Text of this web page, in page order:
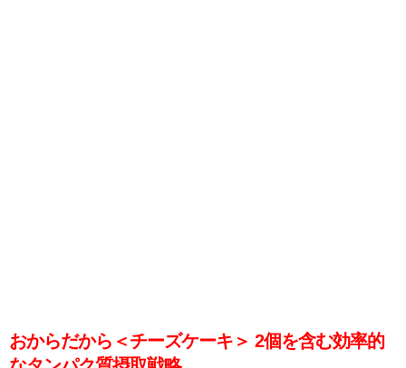
おからだから＜チーズケーキ＞ 2個を含む効率的